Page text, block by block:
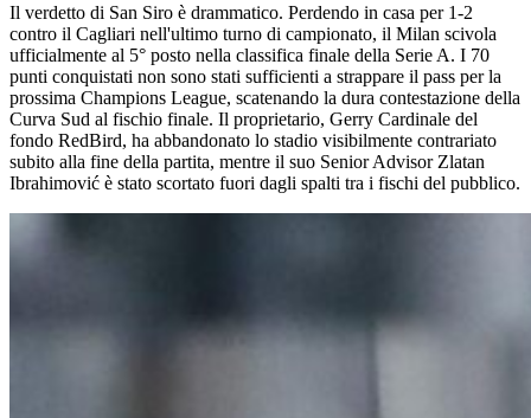
Il verdetto di San Siro è drammatico. Perdendo in casa per 1-2
contro il Cagliari nell'ultimo turno di campionato, il Milan scivola
ufficialmente al 5° posto nella classifica finale della Serie A. I 70
punti conquistati non sono stati sufficienti a strappare il pass per la
prossima Champions League, scatenando la dura contestazione della
Curva Sud al fischio finale. Il proprietario, Gerry Cardinale del
fondo RedBird, ha abbandonato lo stadio visibilmente contrariato
subito alla fine della partita, mentre il suo Senior Advisor Zlatan
Ibrahimović è stato scortato fuori dagli spalti tra i fischi del pubblico.